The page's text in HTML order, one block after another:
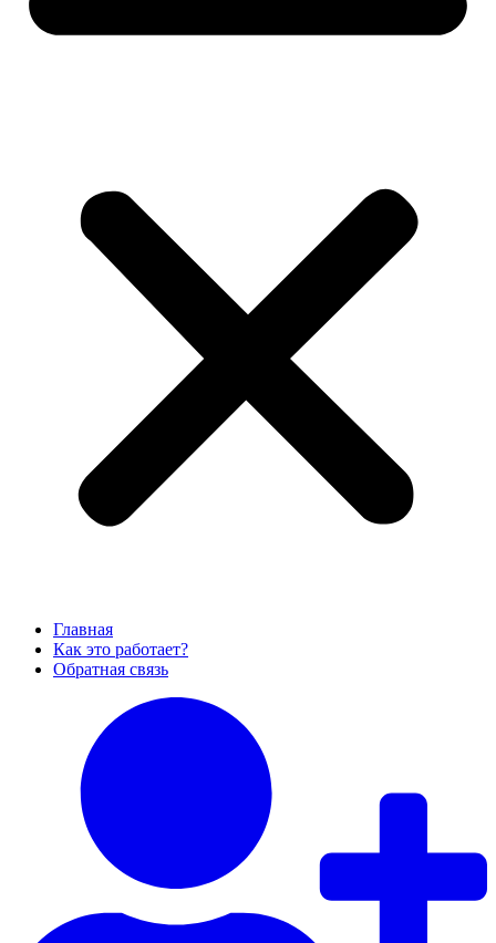
Главная
Как это работает?
Обратная связь